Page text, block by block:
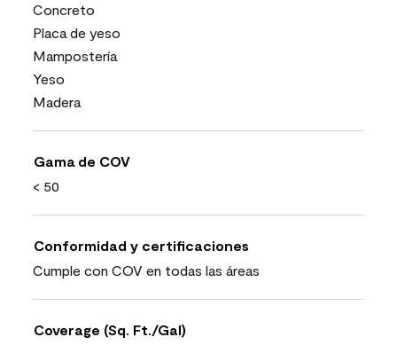
Concreto
Placa de yeso
Mampostería
Yeso
Madera
Gama de COV
< 50
Conformidad y certificaciones
Cumple con COV en todas las áreas
Coverage (Sq. Ft./Gal)